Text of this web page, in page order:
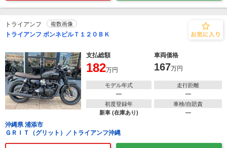
トライアンフ 複数画像
トライアンフ ボンネビルＴ１２０ＢＫ
支払総額 車両価格
182万円 167万円
モデル年式
―
走行距離
―
初度登録年
新車 (在庫あり)
車検/自賠責
―
沖縄県 浦添市
ＧＲＩＴ（グリット）／トライアンフ沖縄